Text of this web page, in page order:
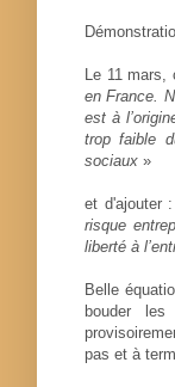
Le 11 mars,
en France.
est à
trop faible
sociaux »
et d'ajouter
risque
liberté à
Belle
bouder
pas et à